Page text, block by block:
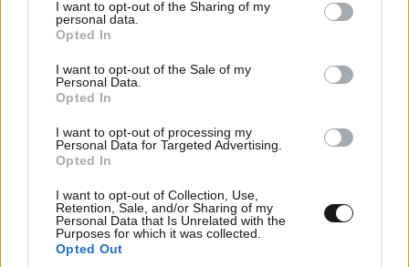
not limited to your visit or usage behaviour. You may click to
grant or deny consent to Google and its third-party tags to
use your data for below specified purposes in below Google
consent section.
I want to opt-out of the Sharing of my
personal data.
Opted In
I want to opt-out of the Sale of my
Personal Data.
Opted In
I want to opt-out of processing my
Personal Data for Targeted Advertising.
Opted In
I want to opt-out of Collection, Use,
Retention, Sale, and/or Sharing of my
Personal Data that Is Unrelated with the
Purposes for which it was collected.
Opted Out
MINOAN LINES: Ταξιδεύουμε στη Μήλο με